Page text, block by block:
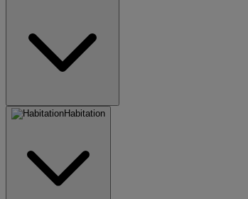
Habitation